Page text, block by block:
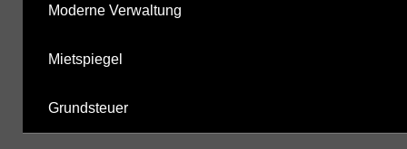
Moderne Verwaltung
Mietspiegel
Grundsteuer